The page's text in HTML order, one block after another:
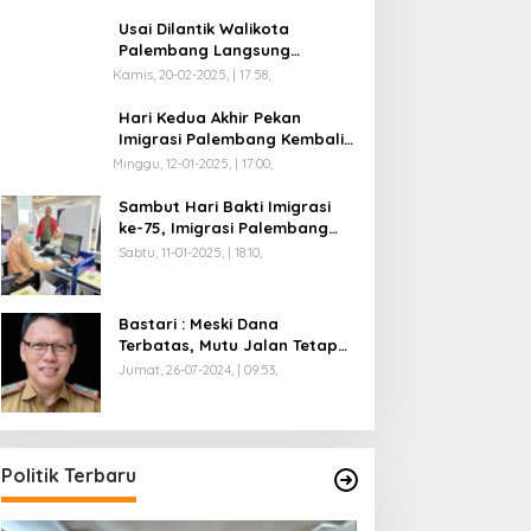
Usai Dilantik Walikota
Palembang Langsung
Mengikuti Retreat di
Kamis, 20-02-2025, | 17:58,
Hari Kedua Akhir Pekan
Imigrasi Palembang Kembali
Dilayani
Minggu, 12-01-2025, | 17:00,
Sambut Hari Bakti Imigrasi
ke-75, Imigrasi Palembang
Buka Paspor Simpatik Akhir
Sabtu, 11-01-2025, | 18:10,
Bastari : Meski Dana
Terbatas, Mutu Jalan Tetap
Diprioritaskan !
Jumat, 26-07-2024, | 09:53,
Politik Terbaru